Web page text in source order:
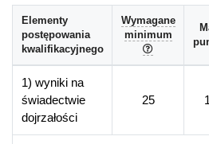
Absolwent/ka uzyskuje
komunikowania się, negocjowania,
perswazji, a także posługiwania
technologiami informacyjnymi.
Perspektywy zawodowe
Gospodarka i ekonomia w dziejach
Elementy
postępowania
kwalifikacyjnego
Wymagane
minimum
1) wyniki na
świadectwie
dojrzałości
25